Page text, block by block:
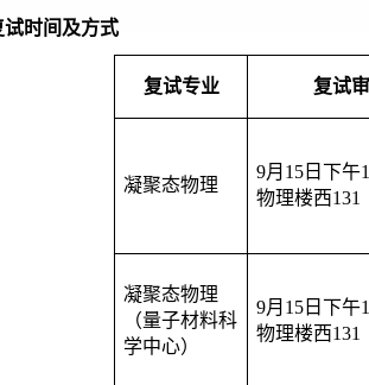
试时间及方式
复试专业 复试
凝聚态物理
9月15日下午
物理楼西131
凝聚态物理
（量子材料科
学中心）
9月15日下午
物理楼西131